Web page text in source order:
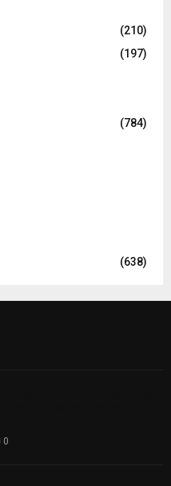
(210)
(197)
(784)
(638)
0